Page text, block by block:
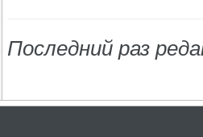
Последний раз